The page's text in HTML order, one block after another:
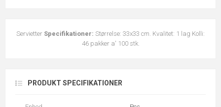
Servietter Specifikationer: Størrelse: 33x33 cm. Kvalitet: 1 lag Kolli:
46 pakker a' 100 stk.
PRODUKT SPECIFIKATIONER